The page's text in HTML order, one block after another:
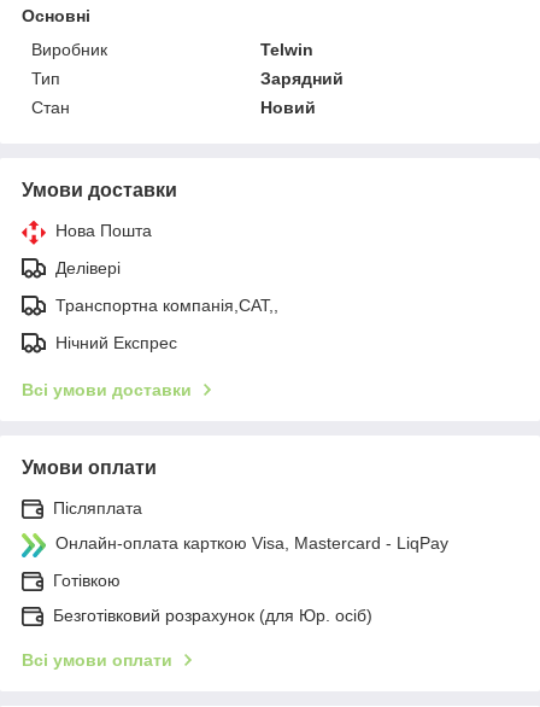
Основні
Виробник
Telwin
Тип
Зарядний
Стан
Новий
Умови доставки
Нова Пошта
Делівері
Транспортна компанія,САТ,,
Нічний Експрес
Всі умови доставки
Умови оплати
Післяплата
Онлайн-оплата карткою Visa, Mastercard - LiqPay
Готівкою
Безготівковий розрахунок (для Юр. осіб)
Всі умови оплати